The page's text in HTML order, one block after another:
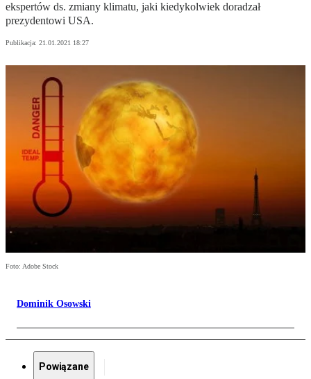
ekspertów ds. zmiany klimatu, jaki kiedykolwiek doradzał
prezydentowi USA.
Publikacja: 21.01.2021 18:27
Foto: Adobe Stock
Dominik Osowski
Powiązane